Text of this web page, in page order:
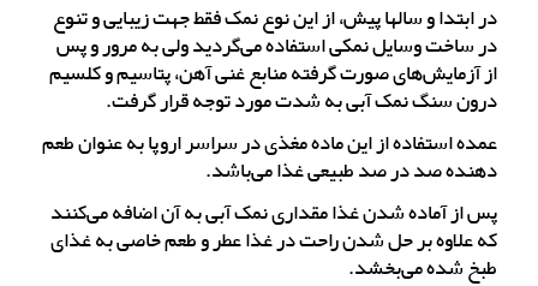
در ابتدا و سالها پیش، از این نوع نمک فقط جهت زیبایی و تنوع
در ساخت وسایل نمکی استفاده می‌گردید ولی به مرور و پس
از آزمایش‌های صورت گرفته منابع غنی آهن، پتاسیم و کلسیم
درون سنگ نمک آبی به شدت مورد توجه قرار گرفت.
عمده استفاده از این ماده مغذی در سراسر اروپا به عنوان طعم
دهنده صد در صد طبیعی غذا می‌باشد.
پس از آماده شدن غذا مقداری نمک آبی به آن اضافه می‌کنند
که علاوه بر حل شدن راحت در غذا عطر و طعم خاصی به غذای
طبخ شده می‌بخشد.